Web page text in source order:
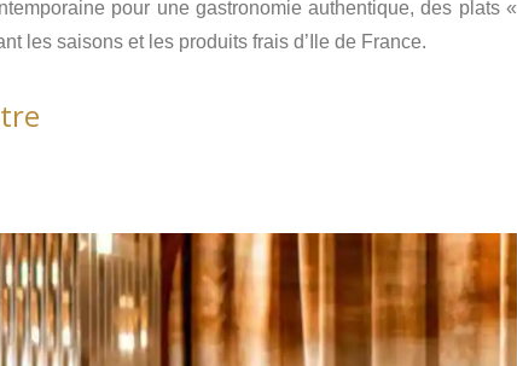
pour une gastronomie authentique, des plats «
les saisons et les produits frais d’Ile de France.